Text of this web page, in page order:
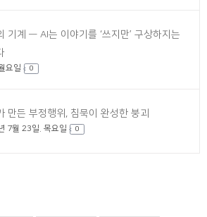
기계 — AI는 이야기를 ‘쓰지만’ 구상하지는
요일 0
만든 부정행위, 침묵이 완성한 붕괴
7월 23일. 목요일 0